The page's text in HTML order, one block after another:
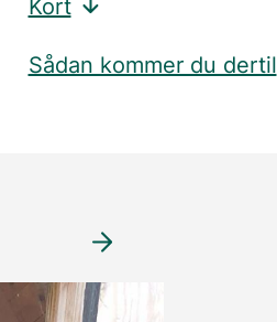
Kort
Sådan kommer du dertil